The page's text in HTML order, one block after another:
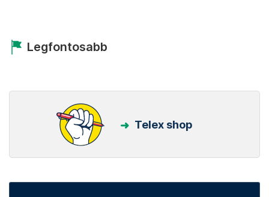
Legfontosabb
Telex shop